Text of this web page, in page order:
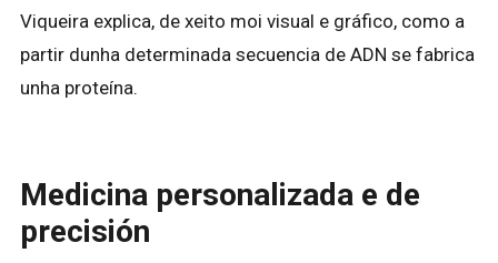
Viqueira explica, de xeito moi visual e gráfico, como a
partir dunha determinada secuencia de ADN se fabrica
unha proteína.
Medicina personalizada e de
precisión